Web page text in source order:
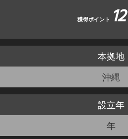
加盟・
エント
JBCF ROAD
獲得ポイント 12
本拠地
沖縄
設立年
年